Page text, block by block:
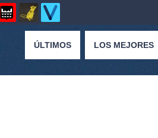
ÚLTIMOS LOS MEJORES